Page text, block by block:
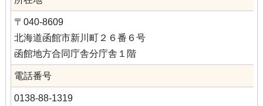
〒040-8609
北海道函館市新川町２６番６号
函館地方合同庁舎分庁舎１階
電話番号
0138-88-1319